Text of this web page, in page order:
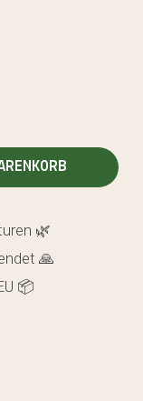
🌿
🙏
📦